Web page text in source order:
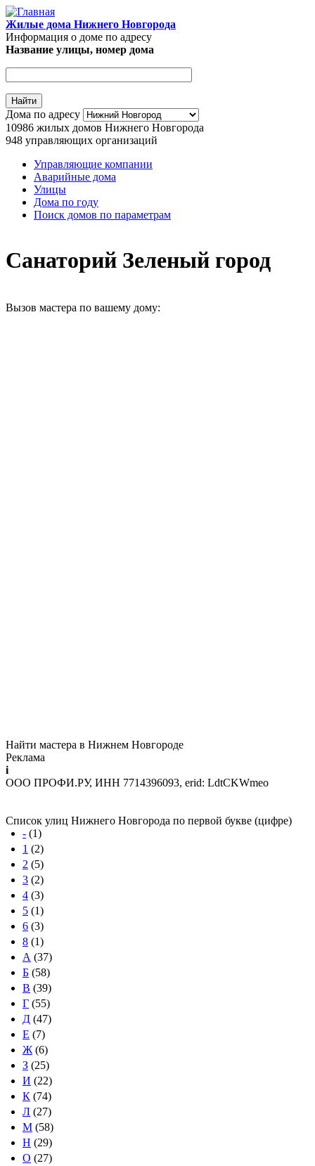
Перейти к основному содержанию
Жилые дома Нижнего Новгорода
Информация о доме по адресу
Адрес дома
Название улицы, номер дома
Дома по адресу
10986 жилых домов Нижнего Новгорода
948 управляющих организаций
Главное меню
Управляющие компании
Аварийные дома
Улицы
Дома по году
Поиск домов по параметрам
Санаторий Зеленый город
Вызов мастера по вашему дому:
Найти мастера в Нижнем Новгороде
Реклама
i
ООО ПРОФИ.РУ, ИНН 7714396093, erid: LdtCKWmeo
Список улиц Нижнего Новгорода по первой букве (цифре)
- (1)
1 (2)
2 (5)
3 (2)
4 (3)
5 (1)
6 (3)
8 (1)
А (37)
Б (58)
В (39)
Г (55)
Д (47)
Е (7)
Ж (6)
З (25)
И (22)
К (74)
Л (27)
М (58)
Н (29)
О (27)